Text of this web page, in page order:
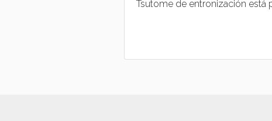
Tsutome de entronización está